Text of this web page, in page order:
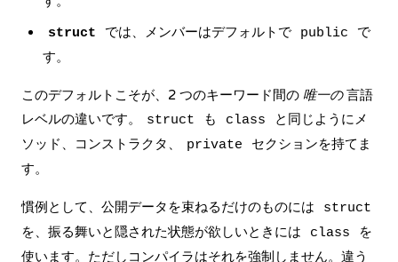
struct では、メンバーはデフォルトで public
で
す。
このデフォルトこそが、2 つのキーワード間の 唯一の言語
レベルの違いです。
struct も class
と同じようにメ
ソッド、コンストラクタ、
private
セクションを持てま
す。
慣例として、公開データを束ねるだけのものには struct
を、振る舞いと隠された状態が欲しいときには class
を
使います。ただしコンパイラはそれを強制しません。違う